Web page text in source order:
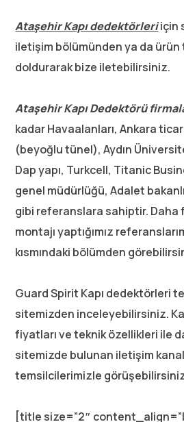
Ataşehir Kapı dedektörleriiçin
iletişim bölümünden ya da
doldurarak bize iletebilirsiniz.
Ataşehir Kapı Dedektörü
kadar Havaalanları, Ankara
(beyoğlu tünel), Aydın
Dap yapı, Turkcell, Titanic
genel müdürlüğü, Adalet
gibi referanslara sahiptir. Daha
montajı yaptığımız
kısmındaki bölümden
Guard Spirit Kapı dedektörleri
sitemizden inceleyebilirsiniz.
fiyatları ve teknik özellikleri ile
sitemizde bulunan iletişim
temsilcilerimizle
[title size=”2″